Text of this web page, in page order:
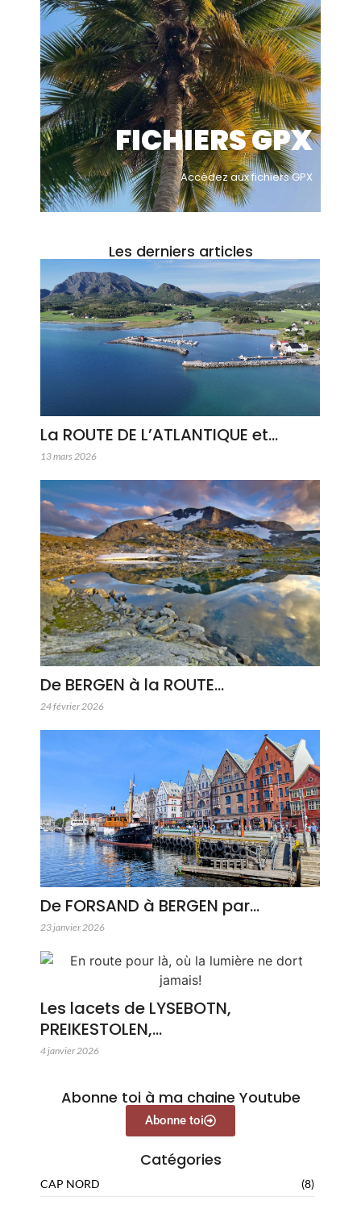
FICHIERS GPX
Accèdez aux fichiers GPX
Les derniers articles
La ROUTE DE L’ATLANTIQUE et…
13 mars 2026
De BERGEN à la ROUTE…
24 février 2026
De FORSAND à BERGEN par…
23 janvier 2026
Les lacets de LYSEBOTN,
PREIKESTOLEN,…
4 janvier 2026
Abonne toi à ma chaine Youtube
Abonne toi
Catégories
CAP NORD (8)